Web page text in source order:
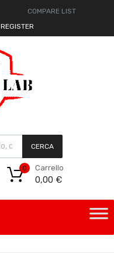
COMPARE LIST
REGISTER
CERCA
Carrello
0,00 €
0